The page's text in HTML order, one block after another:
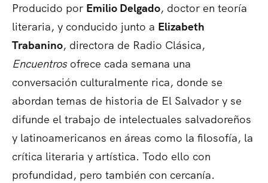
Producido por Emilio Delgado, doctor en teoría
literaria, y conducido junto a Elizabeth
Trabanino, directora de Radio Clásica,
Encuentrosofrece cada semana una
conversación culturalmente rica, donde se
abordan temas de historia de El Salvador y se
difunde el trabajo de intelectuales salvadoreños
y latinoamericanos en áreas como la filosofía, la
crítica literaria y artística. Todo ello con
profundidad, pero también con cercanía.